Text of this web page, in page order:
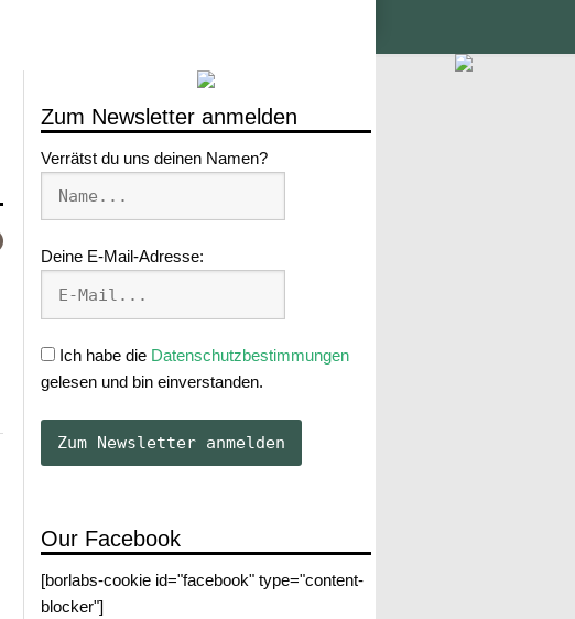
Zum Newsletter anmelden
Verrätst du uns deinen Namen?
Deine E-Mail-Adresse:
Ich habe die Datenschutzbestimmungen
gelesen und bin einverstanden.
Our Facebook
[borlabs-cookie id="facebook" type="content-
blocker"]